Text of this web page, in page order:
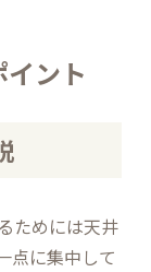
ント
ためには天井
点に集中して